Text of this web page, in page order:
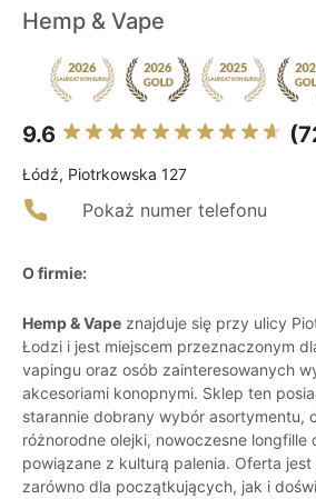
Hemp & Vape
9.6
Łódź, Piotrkowska 127
Pokaż numer telefonu
O firmie:
Hemp & Vape znajduje się przy ulicy
Łodzi i jest miejscem przeznaczonym
vapingu oraz osób zainteresowanych
akcesoriami konopnymi. Sklep ten
starannie dobrany wybór asortymentu,
różnorodne olejki, nowoczesne longfille
powiązane z kulturą palenia. Oferta
zarówno dla początkujących, jak i